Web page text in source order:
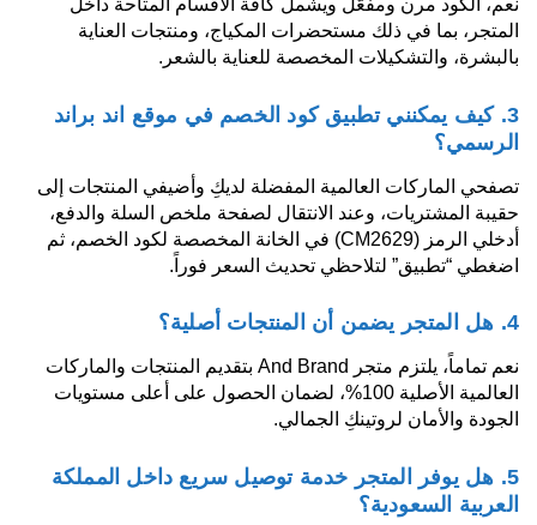
نعم، الكود مرن ومفعّل ويشمل كافة الأقسام المتاحة داخل
المتجر، بما في ذلك مستحضرات المكياج، ومنتجات العناية
بالبشرة، والتشكيلات المخصصة للعناية بالشعر.
3. كيف يمكنني تطبيق كود الخصم في موقع اند براند
الرسمي؟
تصفحي الماركات العالمية المفضلة لديكِ وأضيفي المنتجات إلى
حقيبة المشتريات، وعند الانتقال لصفحة ملخص السلة والدفع،
أدخلي الرمز (CM2629) في الخانة المخصصة لكود الخصم، ثم
اضغطي “تطبيق” لتلاحظي تحديث السعر فوراً.
4. هل المتجر يضمن أن المنتجات أصلية؟
نعم تماماً، يلتزم متجر And Brand بتقديم المنتجات والماركات
العالمية الأصلية 100%، لضمان الحصول على أعلى مستويات
الجودة والأمان لروتينكِ الجمالي.
5. هل يوفر المتجر خدمة توصيل سريع داخل المملكة
العربية السعودية؟